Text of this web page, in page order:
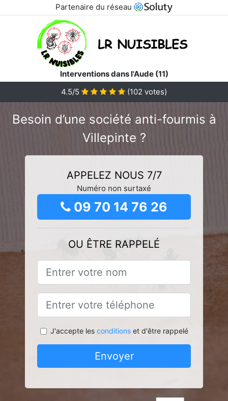
Partenaire du réseau
Interventions dans l'Aude (11)
4.5/5
(102 votes)
Besoin d’une société anti-fourmis à
Villepinte ?
APPELEZ NOUS 7/7
Numéro non surtaxé
09 70 14 76 26
OU ÊTRE RAPPELÉ
J'accepte les conditionset d'être rappelé
Envoyer